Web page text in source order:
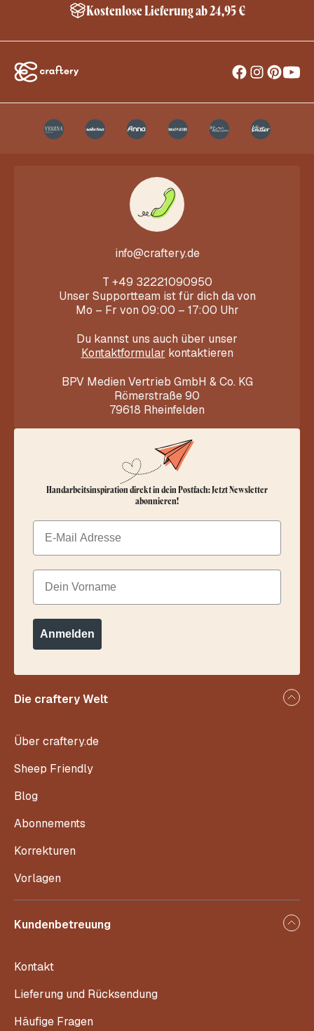
Kostenlose Lieferung ab 24,95 €
info@craftery.de
T +49 32221090950
Unser Supportteam ist für dich da von
Mo – Fr von 09:00 – 17:00 Uhr
Du kannst uns auch über unser
Kontaktformular kontaktieren
BPV Medien Vertrieb GmbH & Co. KG
Römerstraße 90
79618 Rheinfelden
Die craftery Welt
Über craftery.de
Sheep Friendly
Blog
Abonnements
Korrekturen
Vorlagen
Kundenbetreuung
Kontakt
Lieferung und Rücksendung
Häufige Fragen
Handarbeitsinspiration direkt in dein Postfach: Jetzt Newsletter
abonnieren!
Email
Dein Vorname
Anmelden